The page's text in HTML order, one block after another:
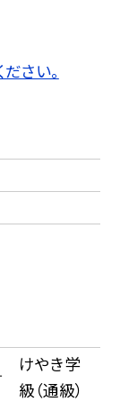
さい。
けやき学
級（通級）